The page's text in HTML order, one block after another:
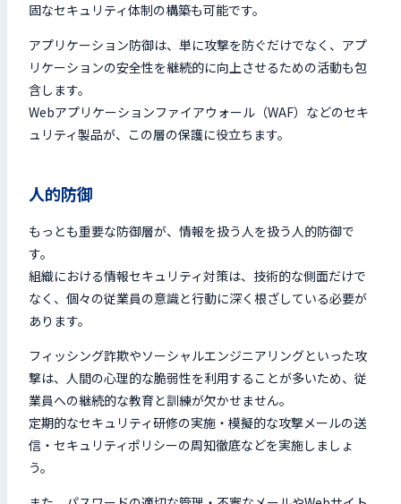
固なセキュリティ体制の構築も可能です。
アプリケーション防御は、単に攻撃を防ぐだけでなく、アプ
リケーションの安全性を継続的に向上させるための活動も包
含します。
Webアプリケーションファイアウォール（WAF）などのセキ
ュリティ製品が、この層の保護に役立ちます。
人的防御
もっとも重要な防御層が、情報を扱う人を扱う人的防御で
す。
組織における情報セキュリティ対策は、技術的な側面だけで
なく、個々の従業員の意識と行動に深く根ざしている必要が
あります。
フィッシング詐欺やソーシャルエンジニアリングといった攻
撃は、人間の心理的な脆弱性を利用することが多いため、従
業員への継続的な教育と訓練が欠かせません。
定期的なセキュリティ研修の実施・模擬的な攻撃メールの送
信・セキュリティポリシーの周知徹底などを実施しましょ
う。